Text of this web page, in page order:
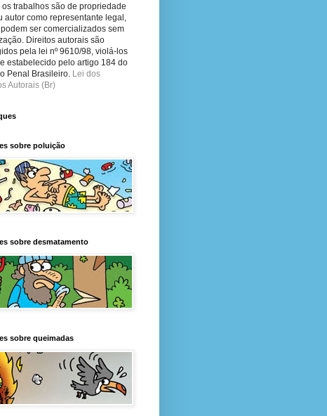
os trabalhos são de propriedade
autor como representante legal,
ser comercializados sem
Direitos autorais são
pela lei nº 9610/98, violá-los
estabelecido pelo artigo 184 do
Penal Brasileiro. Lei dos
Autorais (Br)
sobre poluição
sobre desmatamento
sobre queimadas